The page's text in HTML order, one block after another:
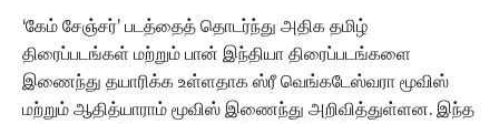
‘கேம் சேஞ்சர்’ படத்தைத் தொடர்ந்து அதிக தமிழ்
திரைப்படங்கள் மற்றும் பான் இந்தியா திரைப்படங்களை
இணைந்து தயாரிக்க உள்ளதாக ஸ்ரீ வெங்கடேஸ்வரா மூவிஸ்
மற்றும் ஆதித்யாராம் மூவிஸ் இணைந்து அறிவித்துள்ளன. இந்த